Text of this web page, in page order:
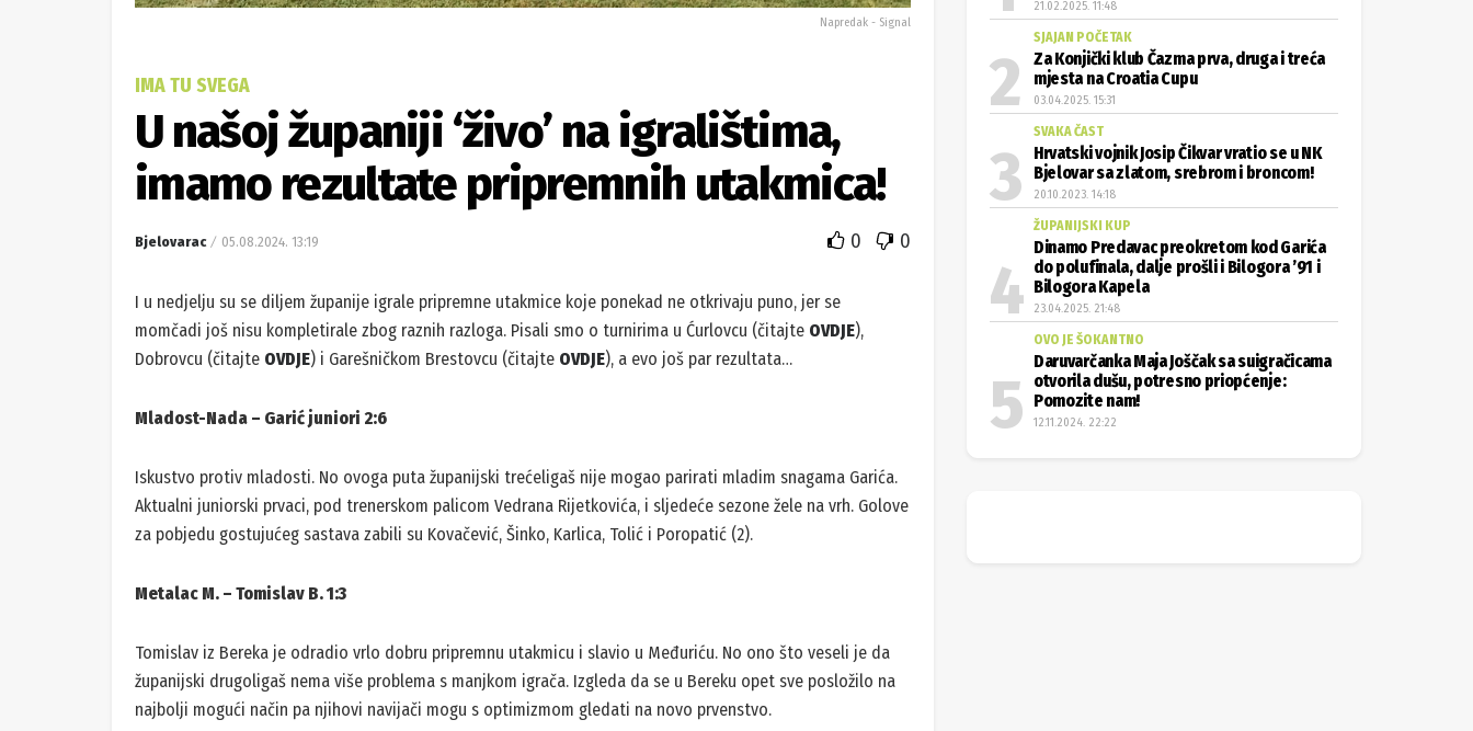
Napredak - Signal
IMA TU SVEGA
U našoj županiji ‘živo’ na igralištima,
imamo rezultate pripremnih utakmica!
Bjelovarac 05.08.2024. 13:19 0 0
I u nedjelju su se diljem županije igrale pripremne utakmice koje ponekad ne otkrivaju puno, jer se
momčadi još nisu kompletirale zbog raznih razloga. Pisali smo o turnirima u Ćurlovcu (čitajte OVDJE),
Dobrovcu (čitajte OVDJE) i Garešničkom Brestovcu (čitajte OVDJE), a evo još par rezultata…
Mladost-Nada – Garić juniori 2:6
Iskustvo protiv mladosti. No ovoga puta županijski trećeligaš nije mogao parirati mladim snagama Garića.
Aktualni juniorski prvaci, pod trenerskom palicom Vedrana Rijetkovića, i sljedeće sezone žele na vrh. Golove
za pobjedu gostujućeg sastava zabili su Kovačević, Šinko, Karlica, Tolić i Poropatić (2).
Metalac M. – Tomislav B. 1:3
Tomislav iz Bereka je odradio vrlo dobru pripremnu utakmicu i slavio u Međuriću. No ono što veseli je da
županijski drugoligaš nema više problema s manjkom igrača. Izgleda da se u Bereku opet sve posložilo na
najbolji mogući način pa njihovi navijači mogu s optimizmom gledati na novo prvenstvo.
21.02.2025. 11:48
SJAJAN POČETAK
Za Konjički klub Čazma prva, druga i treća
mjesta na Croatia Cupu
03.04.2025. 15:31
SVAKA ČAST
Hrvatski vojnik Josip Čikvar vratio se u NK
Bjelovar sa zlatom, srebrom i broncom!
20.10.2023. 14:18
ŽUPANIJSKI KUP
Dinamo Predavac preokretom kod Garića
do polufinala, dalje prošli i Bilogora ’91 i
Bilogora Kapela
23.04.2025. 21:48
OVO JE ŠOKANTNO
Daruvarčanka Maja Joščak sa suigračicama
otvorila dušu, potresno priopćenje:
Pomozite nam!
12.11.2024. 22:22